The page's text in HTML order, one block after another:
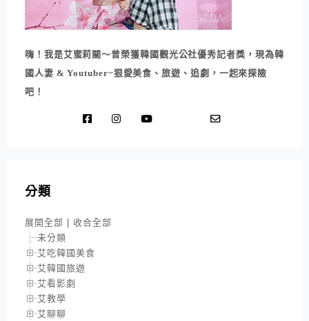
嗨！我是艾蜜莉關～曾榮獲韓國觀光公社優秀記者獎，現為韓
國人妻 & Youtuber~狠愛美食、旅遊、追劇，一起來探險
吧！
分類
展開全部 | 收合全部
未分類
艾吃韓國美食
艾韓國旅遊
艾看影劇
艾教學
艾聊聊